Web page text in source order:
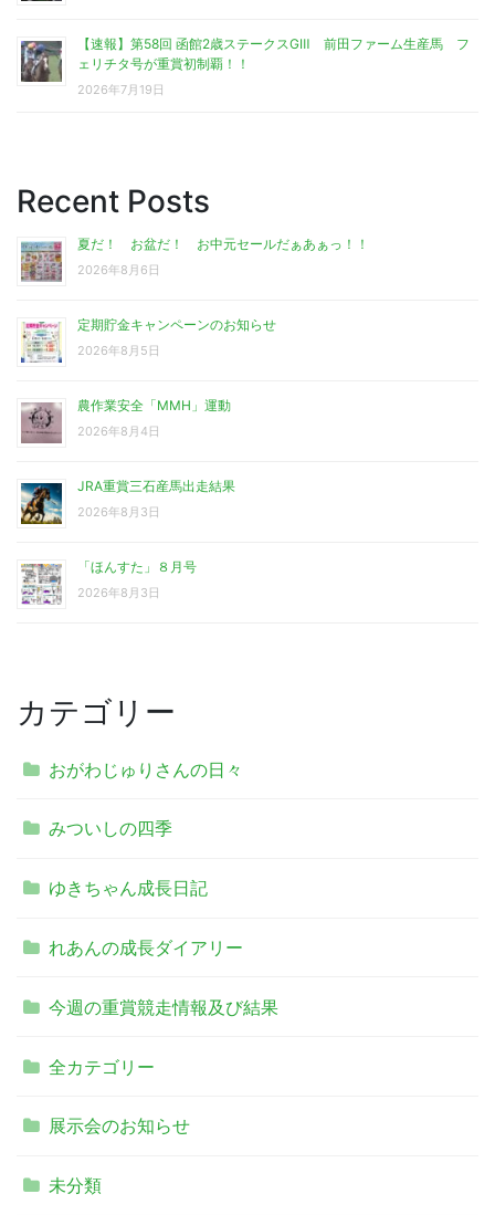
【速報】第58回 函館2歳ステークスGⅢ 前田ファーム生産馬 フ
ェリチタ号が重賞初制覇！！
2026年7月19日
Recent Posts
夏だ！ お盆だ！ お中元セールだぁあぁっ！！
2026年8月6日
定期貯金キャンペーンのお知らせ
2026年8月5日
農作業安全「MMH」運動
2026年8月4日
JRA重賞三石産馬出走結果
2026年8月3日
「ほんすた」８月号
2026年8月3日
カテゴリー
おがわじゅりさんの日々
みついしの四季
ゆきちゃん成長日記
れあんの成長ダイアリー
今週の重賞競走情報及び結果
全カテゴリー
展示会のお知らせ
未分類